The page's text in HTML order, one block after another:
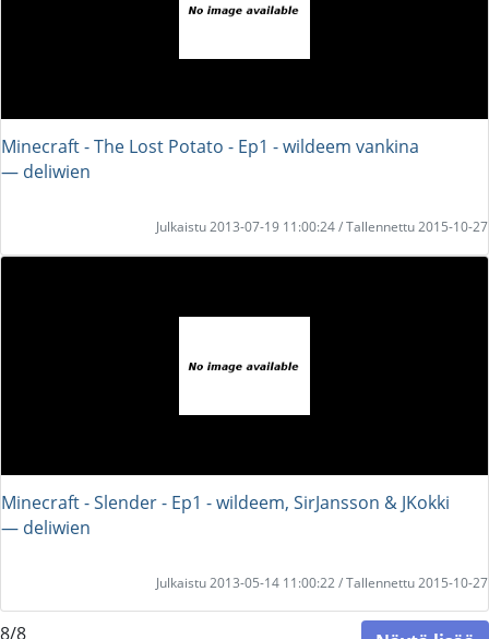
Minecraft - The Lost Potato - Ep1 - wildeem vankina
― deliwien
Julkaistu 2013-07-19 11:00:24 / Tallennettu 2015-10-27
Minecraft - Slender - Ep1 - wildeem, SirJansson & JKokki
― deliwien
Julkaistu 2013-05-14 11:00:22 / Tallennettu 2015-10-27
8/8